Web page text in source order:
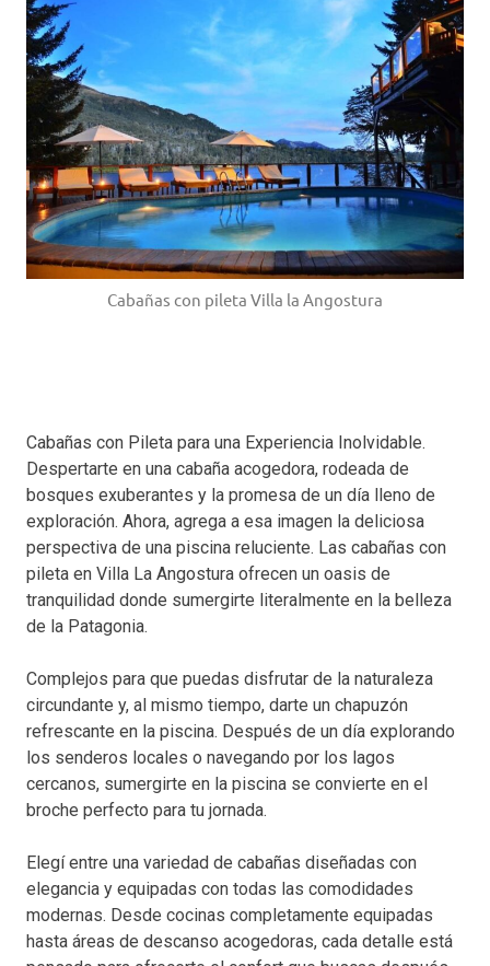
Cabañas con pileta Villa la Angostura
Cabañas con Pileta para una Experiencia Inolvidable.
Despertarte en una cabaña acogedora, rodeada de
bosques exuberantes y la promesa de un día lleno de
exploración. Ahora, agrega a esa imagen la deliciosa
perspectiva de una piscina reluciente. Las cabañas con
pileta en Villa La Angostura ofrecen un oasis de
tranquilidad donde sumergirte literalmente en la belleza
de la Patagonia.
Complejos para que puedas disfrutar de la naturaleza
circundante y, al mismo tiempo, darte un chapuzón
refrescante en la piscina. Después de un día explorando
los senderos locales o navegando por los lagos
cercanos, sumergirte en la piscina se convierte en el
broche perfecto para tu jornada.
Elegí entre una variedad de cabañas diseñadas con
elegancia y equipadas con todas las comodidades
modernas. Desde cocinas completamente equipadas
hasta áreas de descanso acogedoras, cada detalle está